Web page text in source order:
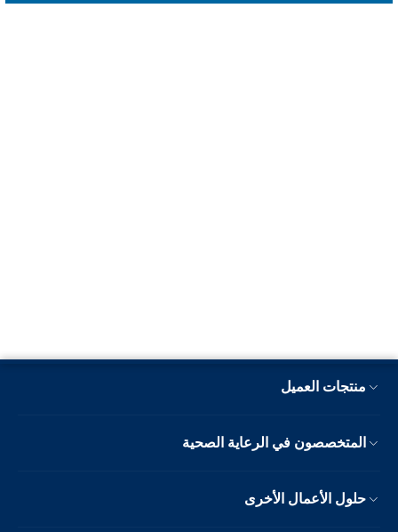
منتجات العميل
المتخصصون في الرعاية الصحية
حلول الأعمال الأخرى